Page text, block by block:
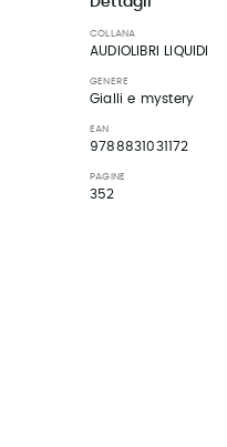
COLLANA
AUDIOLIBRI LIQUIDI
GENERE
Gialli e mystery
EAN
9788831031172
PAGINE
352